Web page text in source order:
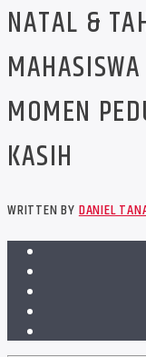
NATAL &
MOMEN
KASIH
WRITTEN BYDANIEL